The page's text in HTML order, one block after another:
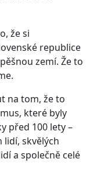
že si
republice
zemí. Že to
na tom, že to
které byly
před 100 lety –
lidí, skvělých
a společně celé